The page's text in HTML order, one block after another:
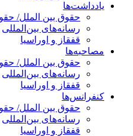
یادداشت‌ها
حقوق بین الملل/
رسانه‌های بین‌المللی
قفقاز و اوراسیا
مصاحبه‌ها
حقوق بین الملل/
رسانه‌های بین‌المللی
قفقاز و اوراسیا
کنفرانس‌ها
حقوق بین الملل/
رسانه‌های بین‌المللی
قفقاز و اوراسیا